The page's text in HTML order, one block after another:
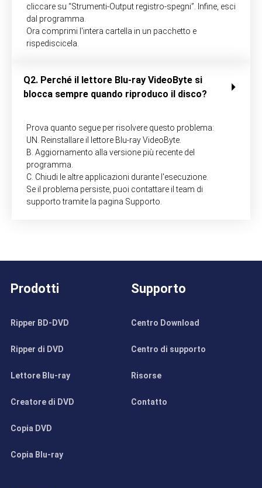
cliccare su “Strumenti-Output registro-spegni”. Infine, esci
dal programma.
Ora comprimi l'intera cartella in un pacchetto e
rispediscicela.
Q2. Perché il lettore Blu-ray VideoByte si
blocca sempre quando riproduco il disco?
Prova quanto segue per risolvere questo problema:
UN. Reinstallare il lettore Blu-ray VideoByte.
B. Aggiornamento alla versione più recente del
programma.
C. Chiudi le altre applicazioni durante l'esecuzione.
Se il problema persiste, puoi contattare il team di
supporto tramite la pagina Supporto.
Prodotti
Ripper BD-DVD
Ripper di DVD
Lettore Blu-ray
Creatore di DVD
Copia DVD
Copia Blu-ray
Supporto
Centro Download
Centro di supporto
Risorse
Contatto